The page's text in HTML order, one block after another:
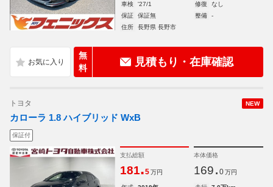
車検
'27/1 修復
なし
保証
保証無 整備
-
住所
長野県 長野市
無
料
見積もり・在庫確認
NEW
トヨタ
カローラ 1.8 ハイブリッド WxB
保証付
支払総額
181.5 万円
本体価格
169. 0 万円